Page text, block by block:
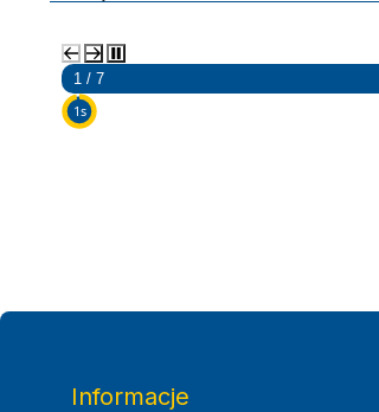
2 / 7
5s
Informacje